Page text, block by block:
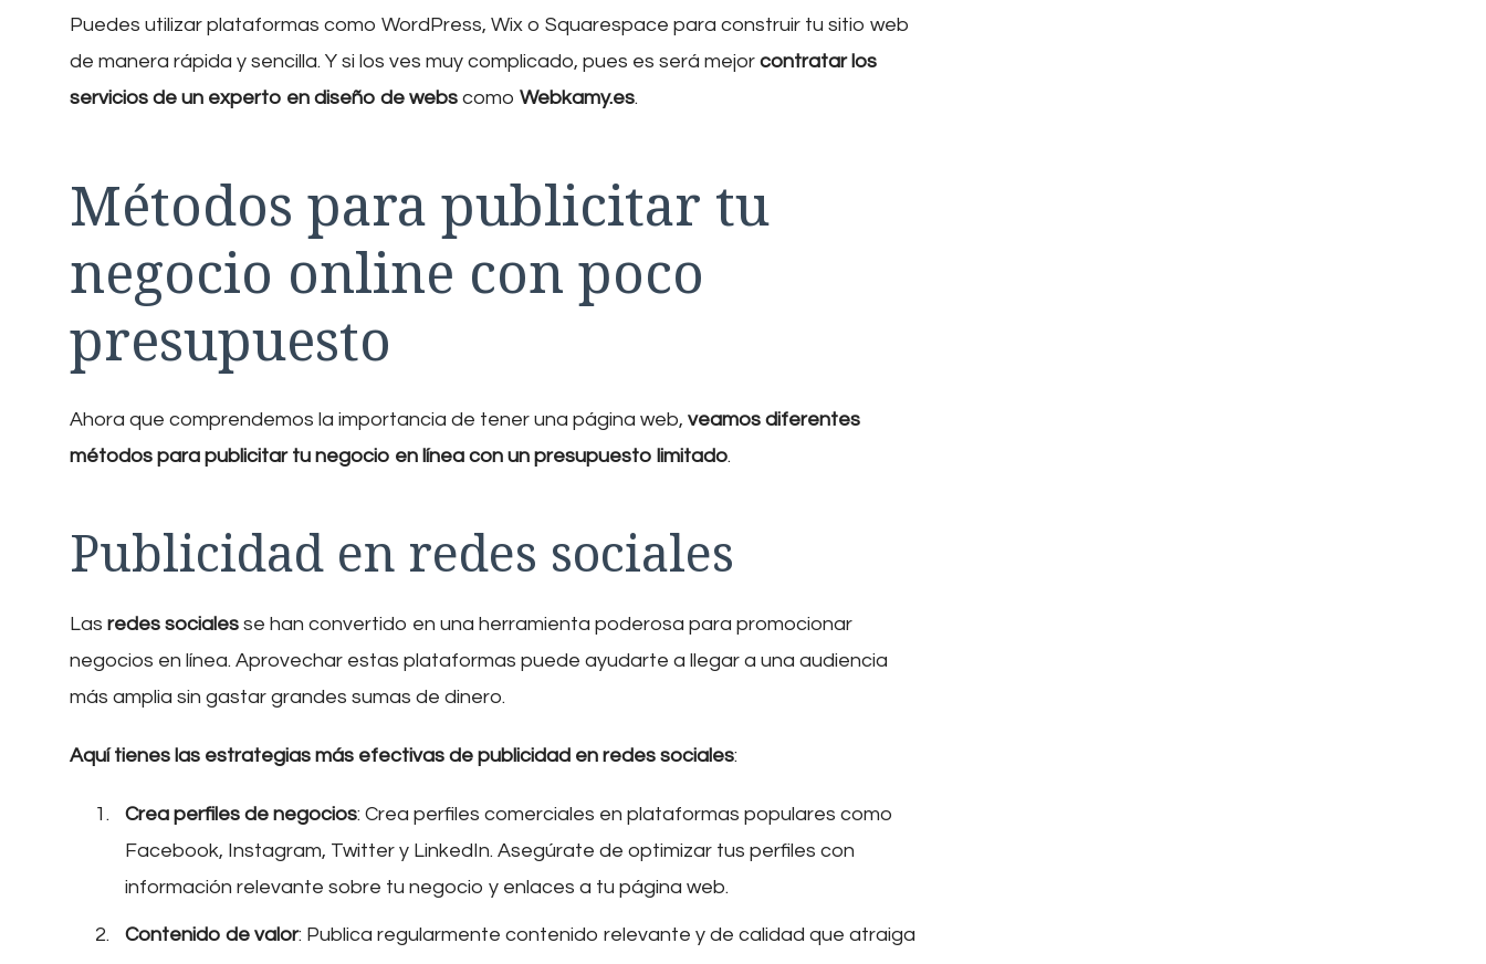
Puedes utilizar plataformas como WordPress, Wix o Squarespace para construir tu sitio web
de manera rápida y sencilla. Y si los ves muy complicado, pues es será mejor contratar los
servicios de un experto en diseño de webs como Webkamy.es.
Métodos para publicitar tu
negocio online con poco
presupuesto
Ahora que comprendemos la importancia de tener una página web, veamos diferentes
métodos para publicitar tu negocio en línea con un presupuesto limitado.
Publicidad en redes sociales
Las redes sociales se han convertido en una herramienta poderosa para promocionar
negocios en línea. Aprovechar estas plataformas puede ayudarte a llegar a una audiencia
más amplia sin gastar grandes sumas de dinero.
Aquí tienes las estrategias más efectivas de publicidad en redes sociales:
Crea perfiles de negocios: Crea perfiles comerciales en plataformas populares como
Facebook, Instagram, Twitter y LinkedIn. Asegúrate de optimizar tus perfiles con
información relevante sobre tu negocio y enlaces a tu página web.
Contenido de valor: Publica regularmente contenido relevante y de calidad que atraiga